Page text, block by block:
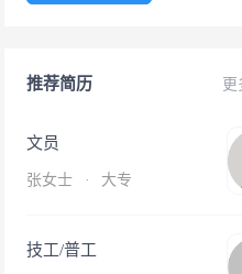
更
推荐简历
文员
张女士 · 大专
技工/普工